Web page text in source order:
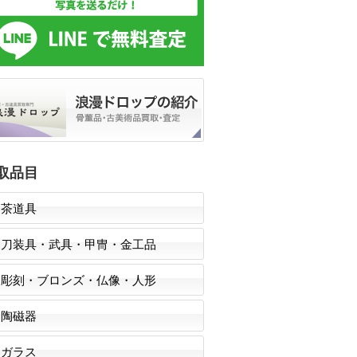
品目
茶道具
刀装具・武具・甲冑・金工品
彫刻・ブロンズ・仏像・人形
陶磁器
ガラス